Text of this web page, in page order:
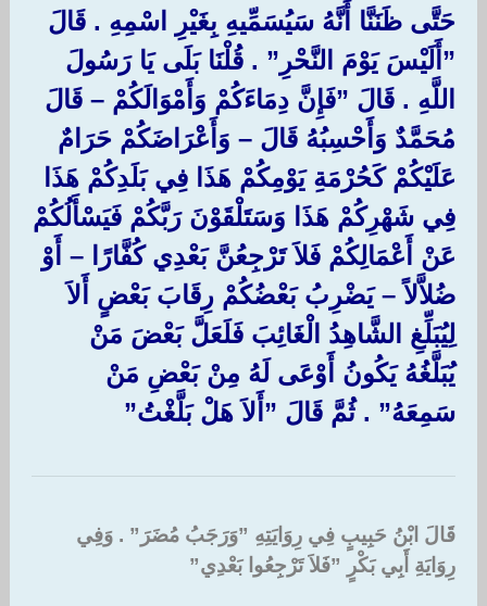
حَتَّى ظَنَنَّا أَنَّهُ سَيُسَمِّيهِ بِغَيْرِ اسْمِهِ ‏.‏ قَالَ
‏”‏أَلَيْسَ يَوْمَ النَّحْرِ‏”‏ ‏.‏ قُلْنَا بَلَى يَا رَسُولَ
اللَّهِ ‏.‏ قَالَ ‏”فَإِنَّ دِمَاءَكُمْ وَأَمْوَالَكُمْ – قَالَ
مُحَمَّدٌ وَأَحْسِبُهُ قَالَ – وَأَعْرَاضَكُمْ حَرَامٌ
عَلَيْكُمْ كَحُرْمَةِ يَوْمِكُمْ هَذَا فِي بَلَدِكُمْ هَذَا
فِي شَهْرِكُمْ هَذَا وَسَتَلْقَوْنَ رَبَّكُمْ فَيَسْأَلُكُمْ
عَنْ أَعْمَالِكُمْ فَلاَ تَرْجِعُنَّ بَعْدِي كُفَّارًا – أَوْ
ضُلاَّلاً – يَضْرِبُ بَعْضُكُمْ رِقَابَ بَعْضٍ أَلاَ
لِيُبَلِّغِ الشَّاهِدُ الْغَائِبَ فَلَعَلَّ بَعْضَ مَنْ
يُبَلَّغُهُ يَكُونُ أَوْعَى لَهُ مِنْ بَعْضِ مَنْ
سَمِعَهُ‏”‏ ‏.‏ ثُمَّ قَالَ ‏”أَلاَ هَلْ بَلَّغْتُ‏”‏
قَالَ ابْنُ حَبِيبٍ فِي رِوَايَتِهِ ‏”وَرَجَبُ مُضَرَ‏”‏ ‏.‏ وَفِي
رِوَايَةِ أَبِي بَكْرٍ ‏”فَلاَ تَرْجِعُوا بَعْدِي‏”‏ ‏